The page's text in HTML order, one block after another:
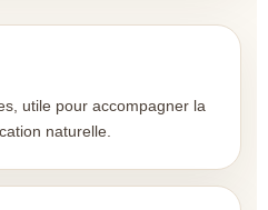
utile pour accompagner la
naturelle.